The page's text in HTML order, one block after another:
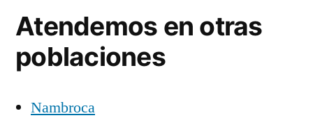
Atendemos en otras
poblaciones
Nambroca